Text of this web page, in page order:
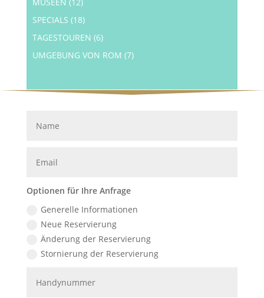
SPECIALS (18)
TAGESTOUREN (6)
UMGEBUNG VON ROM (7)
Optionen für Ihre Anfrage
Generelle Informationen
Neue Reservierung
Änderung der Reservierung
Stornierung der Reservierung